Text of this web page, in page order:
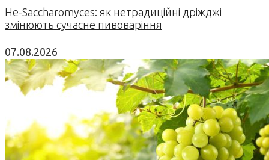
Не-Saccharomyces: як нетрадиційні дріжджі
змінюють сучасне пивоваріння
07.08.2026